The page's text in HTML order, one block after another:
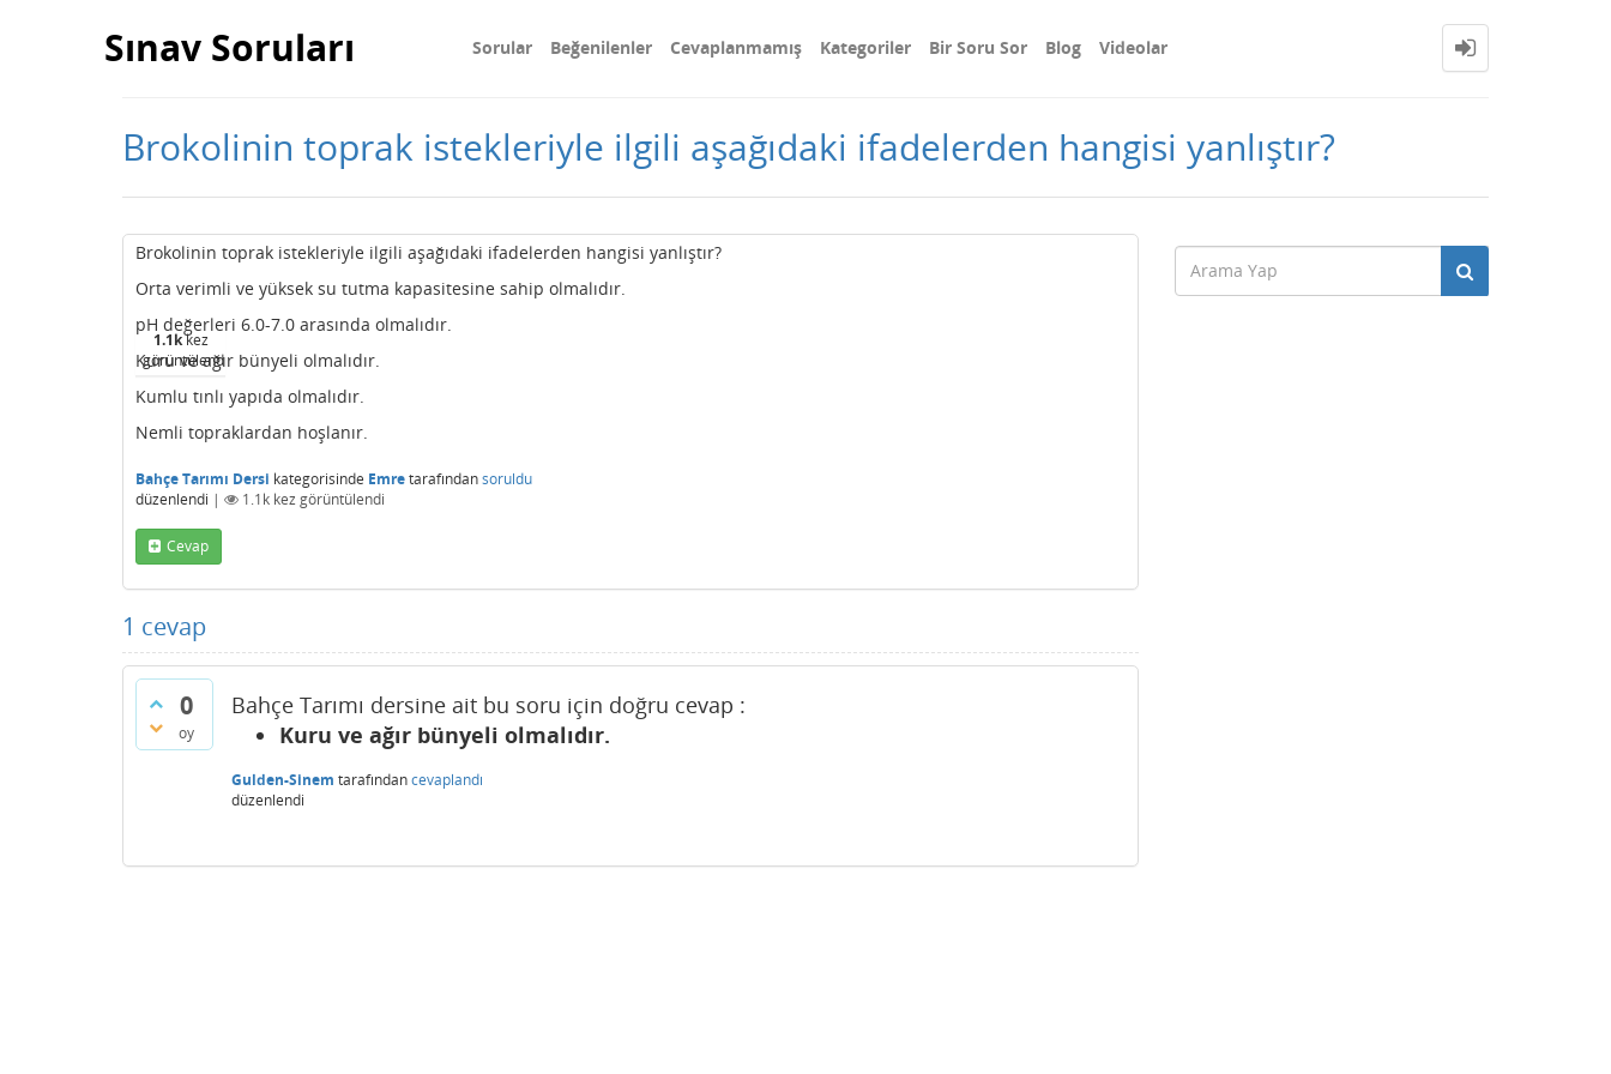
Sınav Soruları Sorular Beğenilenler Cevaplanmamış Kategoriler Bir Soru Sor Blog Videolar
Brokolinin toprak istekleriyle ilgili aşağıdaki ifadelerden hangisi yanlıştır?
1.1kkez
görüntülendi
Brokolinin toprak istekleriyle ilgili aşağıdaki ifadelerden hangisi yanlıştır?
Orta verimli ve yüksek su tutma kapasitesine sahip olmalıdır.
pH değerleri 6.0-7.0 arasında olmalıdır.
Kuru ve ağır bünyeli olmalıdır.
Kumlu tınlı yapıda olmalıdır.
Nemli topraklardan hoşlanır.
Bahçe Tarımı Dersi kategorisinde Emretarafındansoruldu
düzenlendi | 1.1k kez görüntülendi
Cevap
1 cevap
0
oy
Bahçe Tarımı dersine ait bu soru için doğru cevap :
Kuru ve ağır bünyeli olmalıdır.
Gulden-Sinem tarafındancevaplandı
düzenlendi